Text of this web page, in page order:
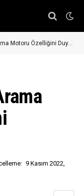
Motoru Özelliğini Duyurdu
9 Kasım 2022,